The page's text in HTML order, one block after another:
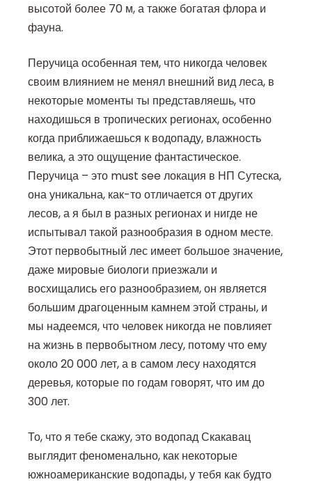
высотой более 70 м, а также богатая флора и
фауна.
Перучица особенная тем, что никогда человек
своим влиянием не менял внешний вид леса, в
некоторые моменты ты представляешь, что
находишься в тропических регионах, особенно
когда приближаешься к водопаду, влажность
велика, а это ощущение фантастическое.
Перучица – это must see локация в НП Сутеска,
она уникальна, как-то отличается от других
лесов, а я был в разных регионах и нигде не
испытывал такой разнообразия в одном месте.
Этот первобытный лес имеет большое значение,
даже мировые биологи приезжали и
восхищались его разнообразием, он является
большим драгоценным камнем этой страны, и
мы надеемся, что человек никогда не повлияет
на жизнь в первобытном лесу, потому что ему
около 20 000 лет, а в самом лесу находятся
деревья, которые по годам говорят, что им до
300 лет.
То, что я тебе скажу, это водопад Скакавац
выглядит феноменально, как некоторые
южноамериканские водопады, у тебя как будто